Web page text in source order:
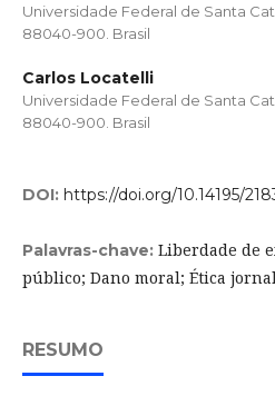
Universidade Federal de Santa
88040-900. Brasil
Carlos Locatelli
Universidade Federal de Santa
88040-900. Brasil
DOI: https://doi.org/10.14195/
Palavras-chave: Liberdade de
público; Dano moral; Ética
RESUMO